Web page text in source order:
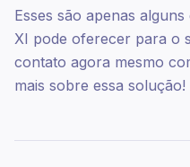
Esses são apenas
XI pode oferecer para o
contato agora mesmo
mais sobre essa solução!